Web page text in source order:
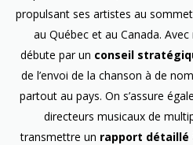
propulsant ses artistes au
au Québec et au Canada.
débute par un conseil
de l’envoi de la chanson à de
partout au pays. On s’assure
directeurs musicaux de
transmettre un rapport détaillé